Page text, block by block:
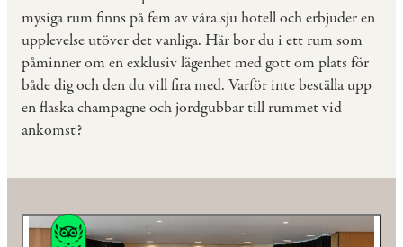
mysiga rum finns på fem av våra sju hotell och erbjuder en
upplevelse utöver det vanliga. Här bor du i ett rum som
påminner om en exklusiv lägenhet med gott om plats för
både dig och den du vill fira med. Varför inte beställa upp
en flaska champagne och jordgubbar till rummet vid
ankomst?